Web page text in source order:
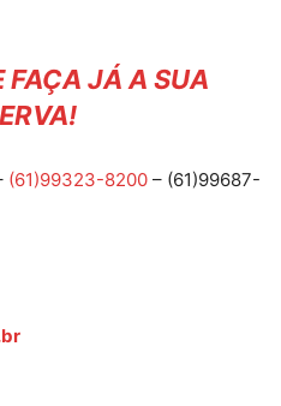
FAÇA JÁ A SUA
(61)99323-8200 – (61)99687-